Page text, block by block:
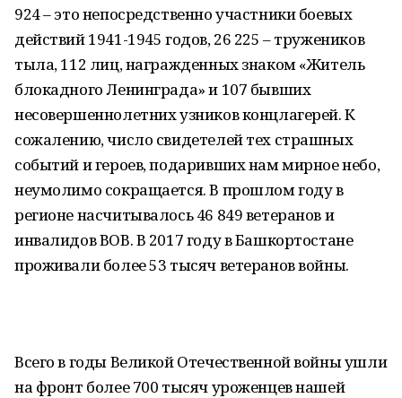
924 – это непосредственно участники боевых
действий 1941-1945 годов, 26 225 – тружеников
тыла, 112 лиц, награжденных знаком «Житель
блокадного Ленинграда» и 107 бывших
несовершеннолетних узников концлагерей. К
сожалению, число свидетелей тех страшных
событий и героев, подаривших нам мирное небо,
неумолимо сокращается. В прошлом году в
регионе насчитывалось 46 849 ветеранов и
инвалидов ВОВ. В 2017 году в Башкортостане
проживали более 53 тысяч ветеранов войны.
Всего в годы Великой Отечественной войны ушли
на фронт более 700 тысяч уроженцев нашей